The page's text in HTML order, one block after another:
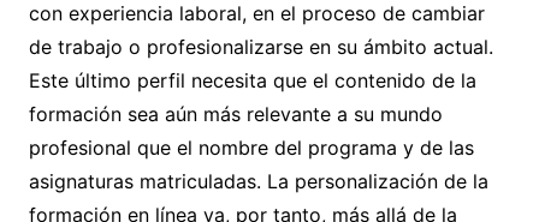
con experiencia laboral, en el proceso de cambiar
de trabajo o profesionalizarse en su ámbito actual.
Este último perfil necesita que el contenido de la
formación sea aún más relevante a su mundo
profesional que el nombre del programa y de las
asignaturas matriculadas. La personalización de la
formación en línea va, por tanto, más allá de la